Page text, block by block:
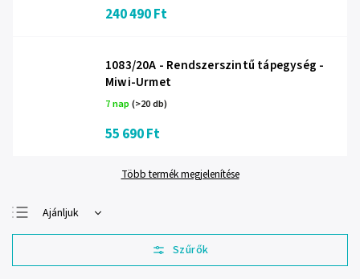
240 490 Ft
1083/20A - Rendszerszintű tápegység -
Miwi-Urmet
7 nap(>20 db)
55 690 Ft
Több termék megjelenítése
Ajánljuk
Legolcsóbb elöl
Legdrágább